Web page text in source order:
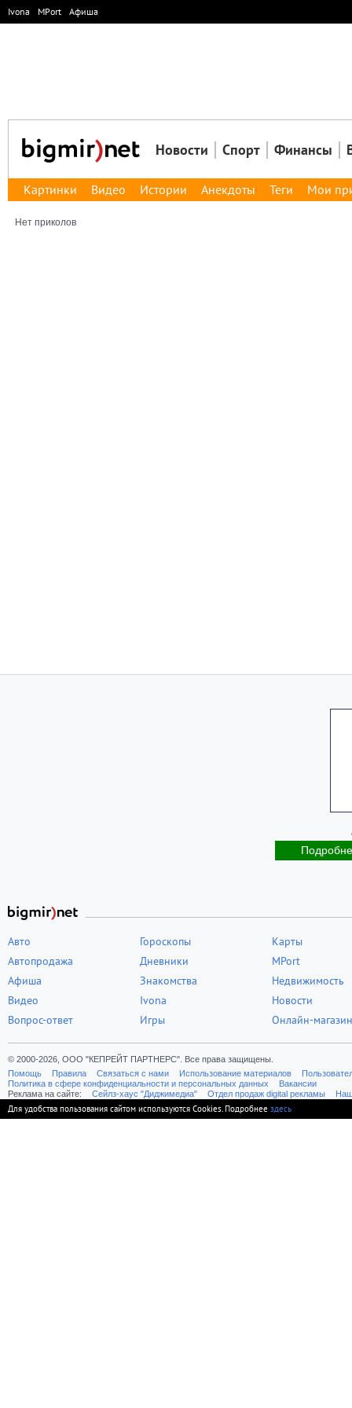
Ivona MPort Афиша
Новости Спорт Финансы
Картинки Видео Истории Анекдоты Теги Мои
Нет приколов
Авто
Автопродажа
Афиша
Видео
Вопрос-ответ
Гороскопы
Дневники
Знакомства
Ivona
Игры
Карты
MPort
Недвижимость
Новости
Онлайн-магазин
© 2000-2026, ООО "КЕПРЕЙТ ПАРТНЕРС". Все права защищены.
Помощь
Правила Связаться с нами Использование материалов
Политика в сфере конфиденциальности и персональных данных
Вакансии
Реклама на сайте:
Cейлз-хаус "Диджимедиа" Отдел продаж digital рекламы
Для удобства пользования сайтом используются Cookies. Подробнее здесь